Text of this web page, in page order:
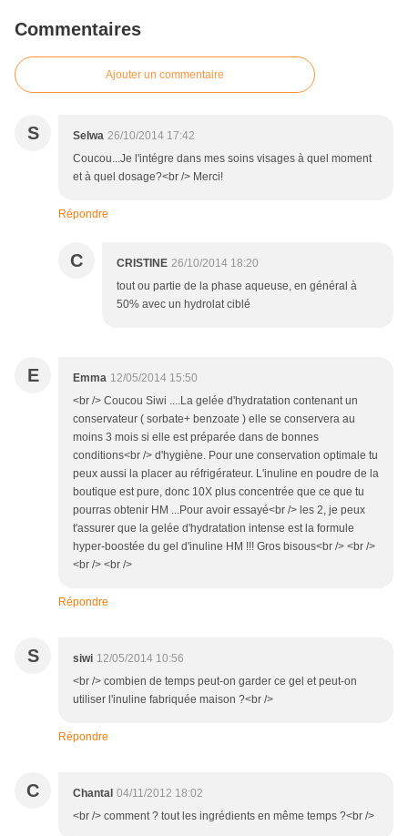
Commentaires
Ajouter un commentaire
S Selwa 26/10/2014 17:42
Coucou...Je l'intégre dans mes soins visages à quel moment
et à quel dosage?<br /> Merci!
Répondre
C CRISTINE 26/10/2014 18:20
tout ou partie de la phase aqueuse, en général à
50% avec un hydrolat ciblé
E Emma 12/05/2014 15:50
<br /> Coucou Siwi ....La gelée d'hydratation contenant un
conservateur ( sorbate+ benzoate ) elle se conservera au
moins 3 mois si elle est préparée dans de bonnes
conditions<br /> d'hygiène. Pour une conservation optimale tu
peux aussi la placer au réfrigérateur. L'inuline en poudre de la
boutique est pure, donc 10X plus concentrée que ce que tu
pourras obtenir HM ...Pour avoir essayé<br /> les 2, je peux
t'assurer que la gelée d'hydratation intense est la formule
hyper-boostée du gel d'inuline HM !!! Gros bisous<br /> <br />
<br /> <br />
Répondre
S siwi 12/05/2014 10:56
<br /> combien de temps peut-on garder ce gel et peut-on
utiliser l'inuline fabriquée maison ?<br />
Répondre
C Chantal 04/11/2012 18:02
<br /> comment ? tout les ingrédients en même temps ?<br />